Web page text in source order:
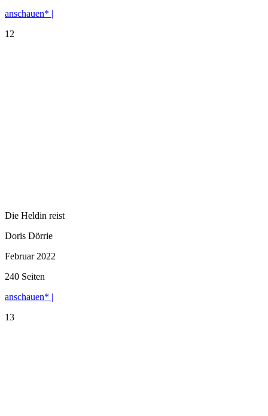
anschauen* |
12
Die Heldin reist
Doris Dörrie
Februar 2022
240 Seiten
anschauen* |
13